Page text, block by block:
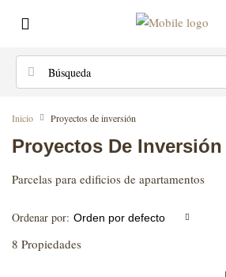
Inicio Proyectos de inversión
Proyectos De Inversión
Parcelas para edificios de apartamentos
8 Propiedades
Ordenar por: Orden por defecto